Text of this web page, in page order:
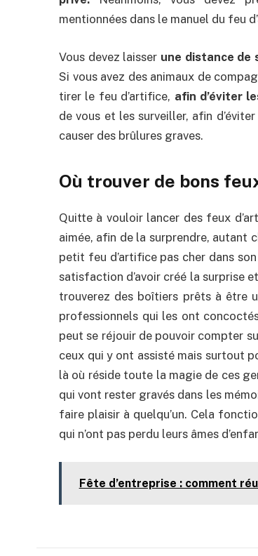
mentionnées dans le manuel du feu
Vous devez laisser une distance de
Si vous avez des animaux de
tirer le feu d’artifice, afin d’éviter
de vous et les surveiller, afin
causer des brûlures graves.
Où trouver de bons
Quitte à vouloir lancer des feux
aimée, afin de la surprendre, autant
petit feu d’artifice pas cher dans
satisfaction d’avoir créé la surprise
trouverez des boîtiers prêts à être
professionnels qui les ont
peut se réjouir de pouvoir compter
ceux qui y ont assisté mais surtout
là où réside toute la magie de ces
qui vont rester gravés dans les
faire plaisir à quelqu’un. Cela
qui n’ont pas perdu leurs âmes
Fête d’entreprise : comment